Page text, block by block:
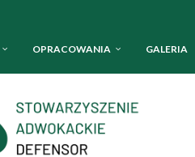
OPRACOWANIA GALERIA